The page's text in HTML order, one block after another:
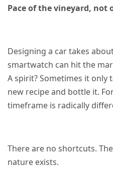
Pace of the vineyard, not
Designing a car takes
smartwatch can hit the
A spirit? Sometimes it only
new recipe and bottle it.
timeframe is radically
There are no shortcuts.
nature exists.